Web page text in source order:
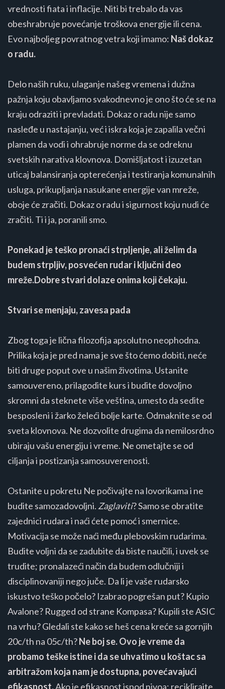
vrednosti fiata i inflacije. Niti bi trebalo da vas
obeshrabruje povećanje troškova energije ili cena.
Evo najboljeg povratnog vetra koji imamo: Naš dokaz
o radu.
Delo naših ruku, ulaganje našeg vremena i dužna
pažnja koju obavljamo svakodnevno je ono što će se na
kraju odraziti i prevladati. Dokaz o radu nije samo
nasleđe u nastajanju, već i iskra koja je zapalila večni
plamen da vodi i ohrabruje norme da se odreknu
svetskih narativa klovnova. Domišljatost i izuzetan
uticaj balansiranja opterećenja i testiranja komunalnih
usluga, prikupljanja nasukane energije van mreže,
oboje će zračiti. Dokaz o radu i sigurnost koju nudi će
zračiti. Ti i ja, poranili smo.
Ponekad je teško pronaći strpljenje, ali želim da
budem strpljiv, posvećen rudar i ključni deo
mreže.Dobre stvari dolaze onima koji čekaju.
Stvari se menjaju, zavesa pada
Zbog toga je lična filozofija apsolutno neophodna.
Prilika koja je pred nama je sve što ćemo dobiti, neće
biti druge poput ove u našim životima. Ustanite
samouvereno, prilagodite kurs i budite dovoljno
skromni da steknete više veština, umesto da sedite
besposleni i žarko želeći bolje karte. Odmaknite se od
sveta klovnova. Ne dozvolite drugima da nemilosrdno
ubiraju vašu energiju i vreme. Ne ometajte se od
ciljanja i postizanja samosuverenosti.
Ostanite u pokretu Ne počivajte na lovorikama i ne
budite samozadovoljni. Zaglaviti? Samo se obratite
zajednici rudara i naći ćete pomoć i smernice.
Motivacija se može naći među plebovskim rudarima.
Budite voljni da se zadubite da biste naučili, i uvek se
trudite; pronalazeći način da budem odlučniji i
disciplinovaniji nego juče. Da li je vaše rudarsko
iskustvo teško počelo? Izabrao pogrešan put? Kupio
Avalone? Rugged od strane Kompasa? Kupili ste ASIC
na vrhu? Gledali ste kako se heš cena kreće sa gornjih
20c/th na 05c/th?Ne boj se. Ovo je vreme da
probamo teške istine i da se uhvatimo u koštac sa
arbitražom koja nam je dostupna, povećavajući
efikasnost. Ako je efikasnost ispod nivoa: reciklirajte